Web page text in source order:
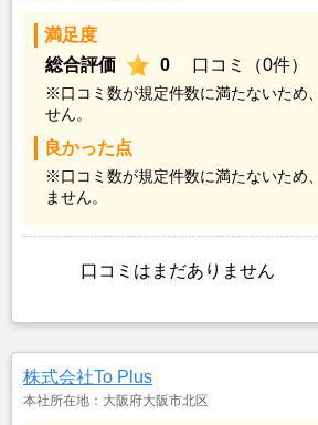
満足度
総合評価
0 口コミ（0件）
※口コミ数が規定件数に満たないため
せん。
良かった点
※口コミ数が規定件数に満たないため
ません。
口コミはまだありません
株式会社To Plus
本社所在地：大阪府大阪市北区